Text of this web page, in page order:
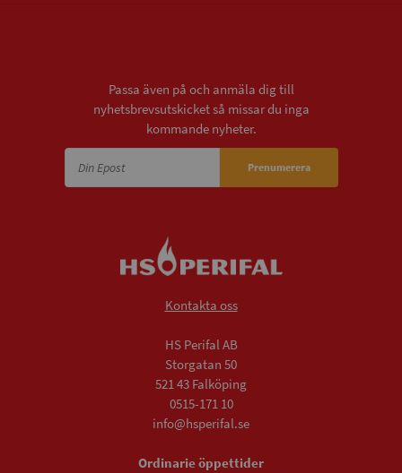
Passa även på och anmäla dig till
nyhetsbrevsutskicket så missar du inga
kommande nyheter.
Prenumerera
Kontakta oss
HS Perifal AB
Storgatan 50
521 43 Falköping
0515-171 10
info@hsperifal.se
Ordinarie öppettider